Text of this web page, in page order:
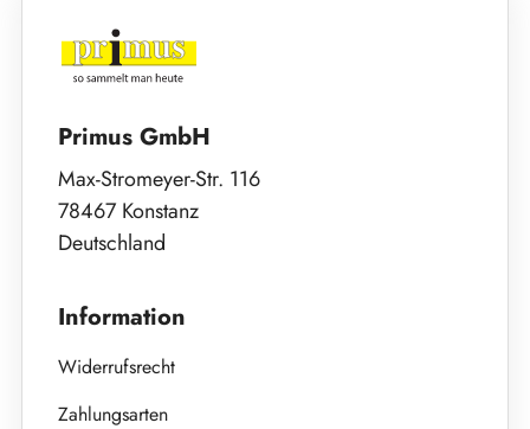
Primus GmbH
Max-Stromeyer-Str. 116
78467 Konstanz
Deutschland
Information
Widerrufsrecht
Zahlungsarten